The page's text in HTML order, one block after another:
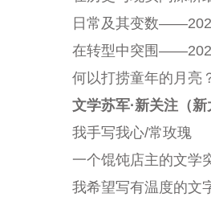
日常及其变数
在转型中突围
何以打捞童年的月
文学苏军·新关注（新
我手写我心/常玫瑰
一个馄饨店主的文
我希望写有温度的文